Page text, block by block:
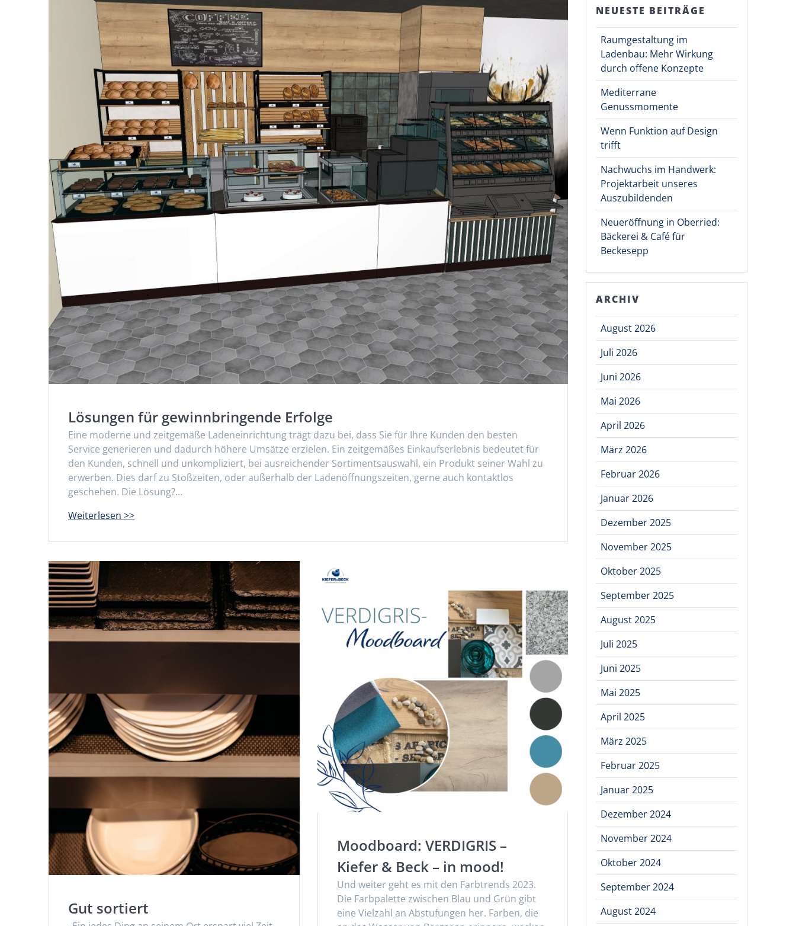
Lösungen für gewinnbringende Erfolge
Eine moderne und zeitgemäße Ladeneinrichtung trägt dazu bei, dass Sie für Ihre Kunden den besten
Service generieren und dadurch höhere Umsätze erzielen. Ein zeitgemäßes Einkaufserlebnis bedeutet für
den Kunden, schnell und unkompliziert, bei ausreichender Sortimentsauswahl, ein Produkt seiner Wahl zu
erwerben. Dies darf zu Stoßzeiten, oder außerhalb der Ladenöffnungszeiten, gerne auch kontaktlos
geschehen. Die Lösung?…
Gut sortiert
Moodboard: VERDIGRIS –
Kiefer & Beck – in mood!
Und weiter geht es mit den Farbtrends 2023.
Die Farbpalette zwischen Blau und Grün gibt
eine Vielzahl an Abstufungen her. Farben, die
NEUESTE BEITRÄGE
Raumgestaltung im
Ladenbau: Mehr Wirkung
durch offene Konzepte
Mediterrane
Genussmomente
Wenn Funktion auf Design
trifft
Nachwuchs im Handwerk:
Projektarbeit unseres
Auszubildenden
Neueröffnung in Oberried:
Bäckerei & Café für
Beckesepp
ARCHIV
August 2026
Juli 2026
Juni 2026
Mai 2026
April 2026
März 2026
Februar 2026
Januar 2026
Dezember 2025
November 2025
Oktober 2025
September 2025
August 2025
Juli 2025
Juni 2025
Mai 2025
April 2025
März 2025
Februar 2025
Januar 2025
Dezember 2024
November 2024
Oktober 2024
September 2024
August 2024